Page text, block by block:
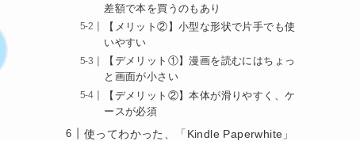
差額で本を買うのもあり
【メリット②】小型な形状で片手でも使
いやすい
【デメリット①】漫画を読むにはちょっ
と画面が小さい
【デメリット②】本体が滑りやすく、ケ
ースが必須
使ってわかった、「Kindle Paperwhite」